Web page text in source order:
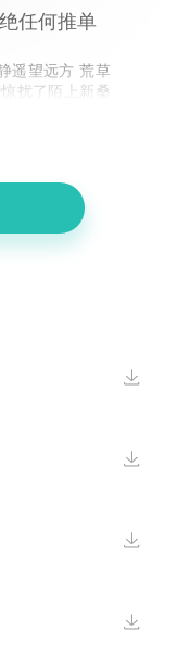
任何推单
遥望远方 荒草
扰了陌上新桑